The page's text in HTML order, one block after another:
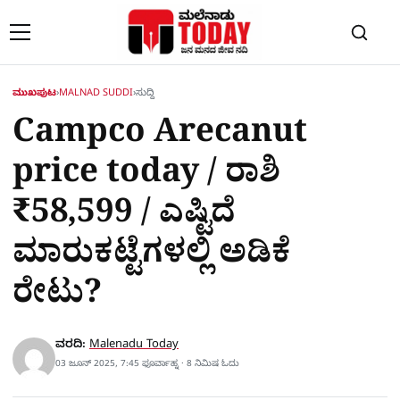
ಮುಖಪುಟ›MALNAD SUDDI›ಸುದ್ದಿ
Campco Arecanut
price today / ರಾಶಿ
₹58,599 / ಎಷ್ಟಿದೆ
ಮಾರುಕಟ್ಟೆಗಳಲ್ಲಿ ಅಡಿಕೆ
ರೇಟು?
ವರದಿ: Malenadu Today
03 ಜೂನ್ 2025, 7:45 ಫೂರ್ವಾಹ್ನ · 8 ನಿಮಿಷ ಓದು